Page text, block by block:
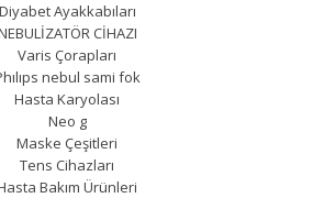
Diyabet Ayakkabıları
CİHAZI
Varis Çorapları
nebul sami fok
Hasta Karyolası
Neo g
Maske Çeşitleri
Tens Cihazları
Bakım Ürünleri